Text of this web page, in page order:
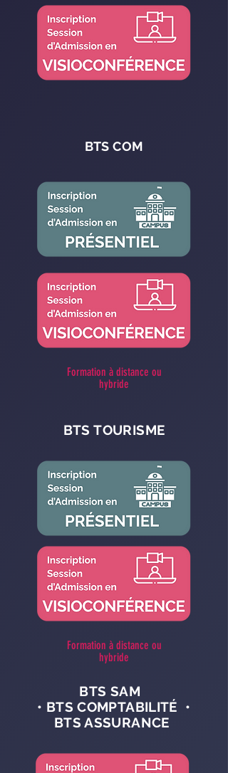
BTS COM
Formation à distance ou
hybride
BTS TOURISME
Formation à distance ou
hybride
BTS SAM
• BTS COMPTABILITÉ •
BTS ASSURANCE